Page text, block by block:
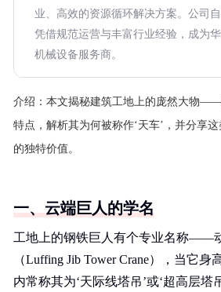
业、高效的资源循环解决方案。公司自
凭借规范运营与丰富行业经验，成为
机械设备服务商。
介绍： 本文揭秘建筑工地上的庞然大物
特点，解析其为何被称作‘天车’，并分享
的独特价值。
一、云端巨人的学名
工地上的钢铁巨人有个专业名称——
（Luffing Jib Tower Crane），当它身
内常称其为‘天际线塔吊’或‘超高层塔